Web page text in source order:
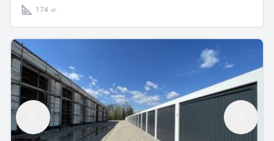
174 ㎡